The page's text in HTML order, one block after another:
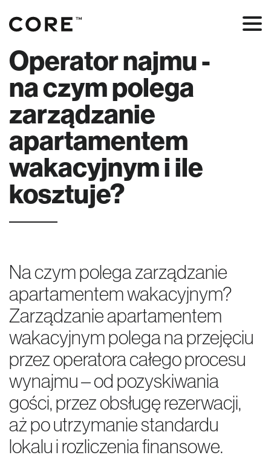
Operator najmu -
na czym polega
zarządzanie
apartamentem
wakacyjnym i ile
kosztuje?
Na czym polega zarządzanie
apartamentem wakacyjnym?
Zarządzanie apartamentem
wakacyjnym polega na przejęciu
przez operatora całego procesu
wynajmu – od pozyskiwania
gości, przez obsługę rezerwacji,
aż po utrzymanie standardu
lokalu i rozliczenia finansowe.